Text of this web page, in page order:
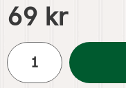
Handle dette
pris
69 kr
antall